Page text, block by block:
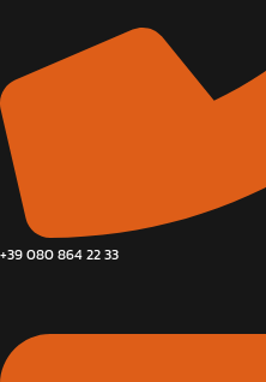
+39 080 864 22 33